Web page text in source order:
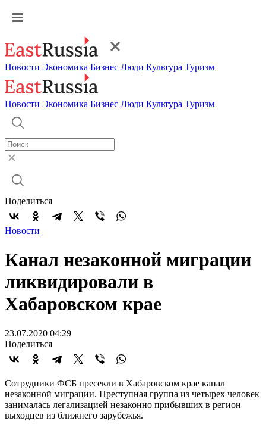
Новости Экономика Бизнес Люди Культура Туризм
Новости Экономика Бизнес Люди Культура Туризм
Поделиться
Новости
Канал незаконной миграции
ликвидировали в
Хабаровском крае
23.07.2020 04:29
Поделиться
Сотрудники ФСБ пресекли в Хабаровском крае канал
незаконной миграции. Преступная группа из четырех человек
занималась легализацией незаконно прибывших в регион
выходцев из ближнего зарубежья.